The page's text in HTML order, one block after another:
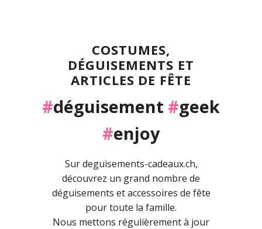
COSTUMES,
DÉGUISEMENTS ET
ARTICLES DE FÊTE
#déguisement #geek
#enjoy
Sur deguisements-cadeaux.ch,
découvrez un grand nombre de
déguisements et accessoires de fête
pour toute la famille.
Nous mettons régulièrement à jour